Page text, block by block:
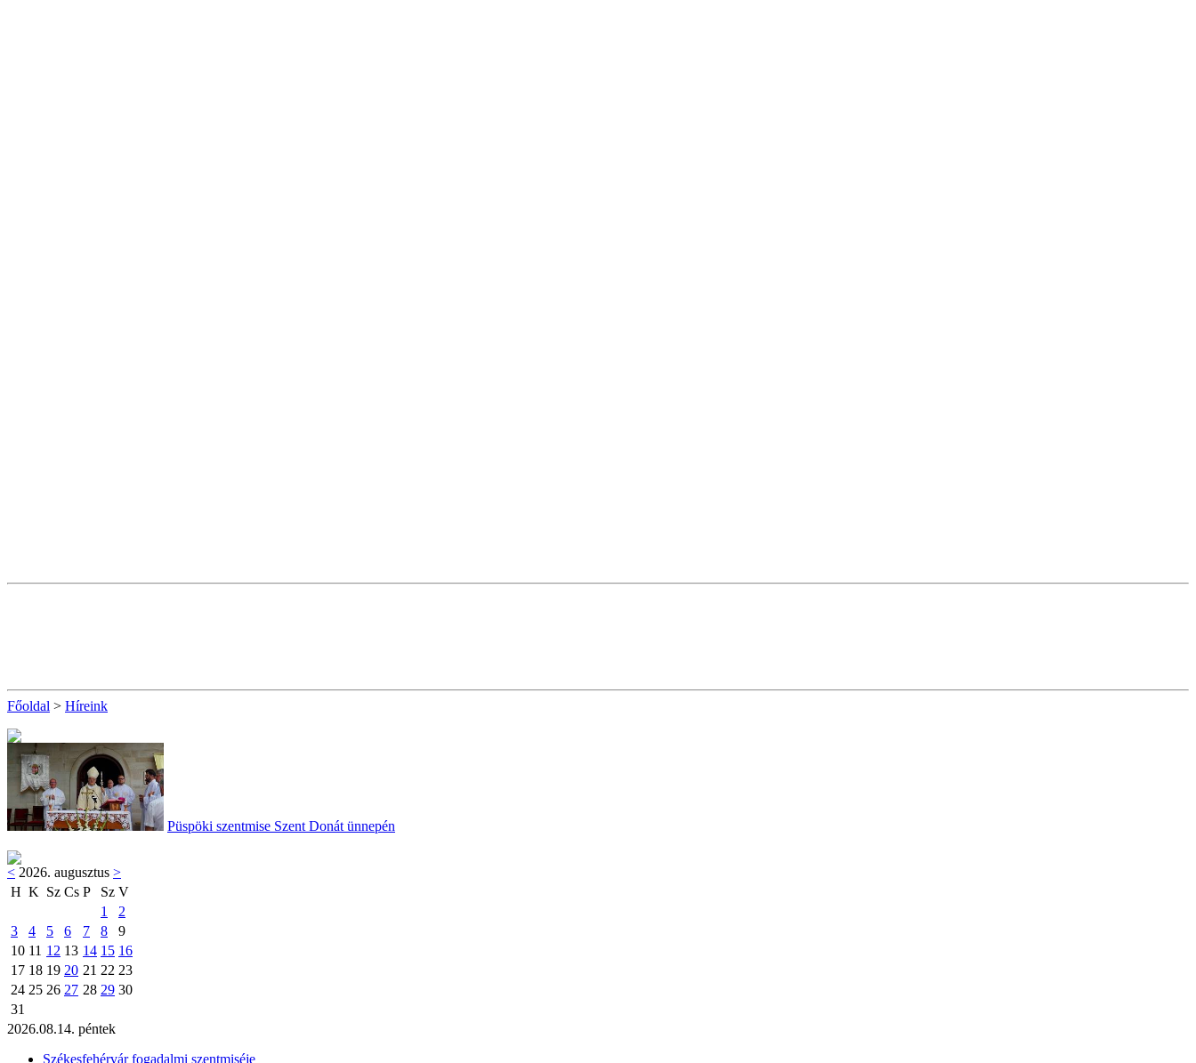
Főoldal > Híreink
Püspöki szentmise Szent Donát ünnepén
< 2026. augusztus >
H K Sz Cs P Sz V
1
2
3
4 5 6 7 8
9
10 11 12 13 14 15 16
17 18 19 20 21 22 23
24 25 26 27 28 29 30
31
2026.08.14. péntek
Székesfehérvár fogadalmi szentmiséje